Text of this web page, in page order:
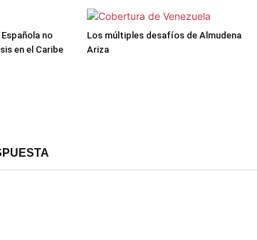
no
en el Caribe
Los múltiples desafíos de Almudena
Ariza